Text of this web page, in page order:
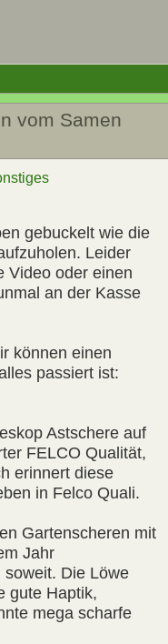
vom Samen
gebuckelt wie die
Leider
Video oder einen
an der Kasse
können einen
passiert ist:
Astschere auf
FELCO Qualität,
erinnert diese
in Felco Quali.
Gartenscheren mit
Jahr
Die Löwe
gute Haptik,
mega scharfe